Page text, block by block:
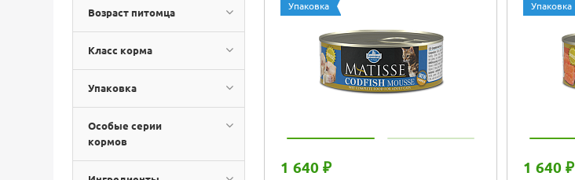
Возраст питомца
Класс корма
Упаковка
Особые серии
кормов
Упаковка
1 640 ₽
Упаковка
1 640 ₽